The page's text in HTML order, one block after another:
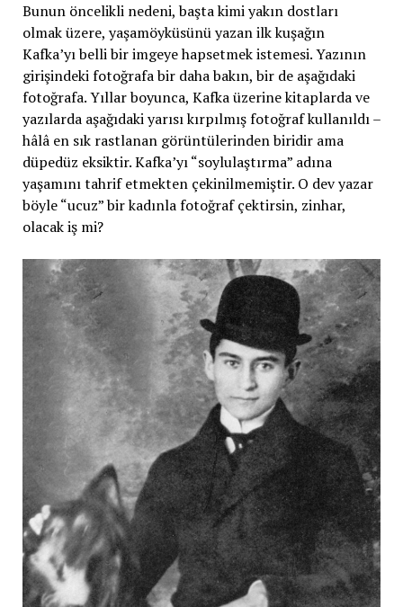
Bunun öncelikli nedeni, başta kimi yakın dostları
olmak üzere, yaşamöyküsünü yazan ilk kuşağın
Kafka’yı belli bir imgeye hapsetmek istemesi. Yazının
girişindeki fotoğrafa bir daha bakın, bir de aşağıdaki
fotoğrafa. Yıllar boyunca, Kafka üzerine kitaplarda ve
yazılarda aşağıdaki yarısı kırpılmış fotoğraf kullanıldı –
hâlâ en sık rastlanan görüntülerinden biridir ama
düpedüz eksiktir. Kafka’yı “soylulaştırma” adına
yaşamını tahrif etmekten çekinilmemiştir. O dev yazar
böyle “ucuz” bir kadınla fotoğraf çektirsin, zinhar,
olacak iş mi?